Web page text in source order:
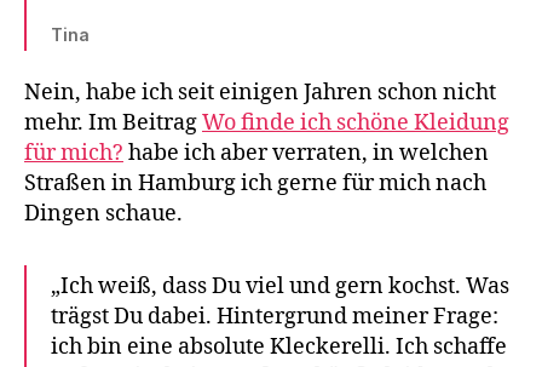
Tina
Nein, habe ich seit einigen Jahren schon nicht
mehr. Im BeitragWo finde ich schöne Kleidung
für mich? habe ich aber verraten, in welchen
Straßen in Hamburg ich gerne für mich nach
Dingen schaue.
„Ich weiß, dass Du viel und gern kochst. Was
trägst Du dabei. Hintergrund meiner Frage:
ich bin eine absolute Kleckerelli. Ich schaffe